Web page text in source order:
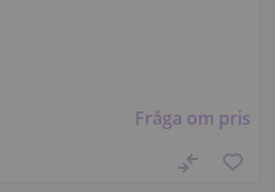
Fråga om pris